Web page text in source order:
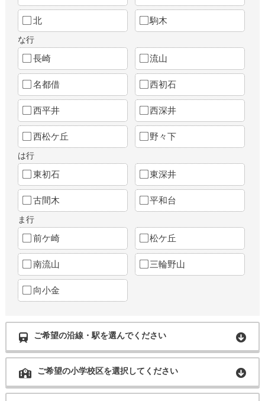
北 駒木
な行
長崎 流山
名都借 西初石
西平井 西深井
西松ケ丘 野々下
は行
東初石 東深井
古間木 平和台
ま行
前ケ崎 松ケ丘
南流山 三輪野山
向小金
ご希望の沿線・駅を選んでください
ご希望の小学校区を選択してください